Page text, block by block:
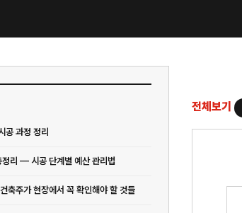
공 과정 정리
리 — 시공 단계별 예산 관리법
축주가 현장에서 꼭 확인해야 할 것들
전체보기